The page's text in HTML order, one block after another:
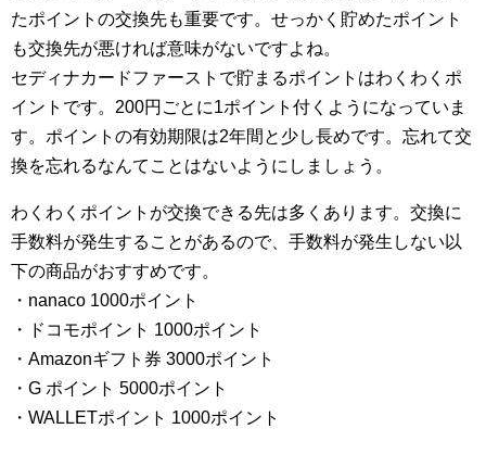
たポイントの交換先も重要です。せっかく貯めたポイント
も交換先が悪ければ意味がないですよね。
セディナカードファーストで貯まるポイントはわくわくポ
イントです。200円ごとに1ポイント付くようになっていま
す。ポイントの有効期限は2年間と少し長めです。忘れて交
換を忘れるなんてことはないようにしましょう。
わくわくポイントが交換できる先は多くあります。交換に
手数料が発生することがあるので、手数料が発生しない以
下の商品がおすすめです。
・nanaco 1000ポイント
・ドコモポイント 1000ポイント
・Amazonギフト券 3000ポイント
・G ポイント 5000ポイント
・WALLETポイント 1000ポイント